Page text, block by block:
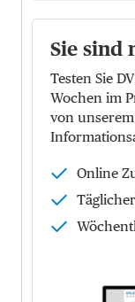
Sie sind
Testen Sie
Wochen im
von
Online